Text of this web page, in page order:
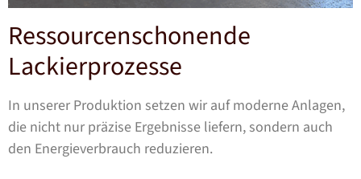
Ressourcenschonende
Lackierprozesse
In unserer Produktion setzen wir auf moderne Anlagen,
die nicht nur präzise Ergebnisse liefern, sondern auch
den Energieverbrauch reduzieren.